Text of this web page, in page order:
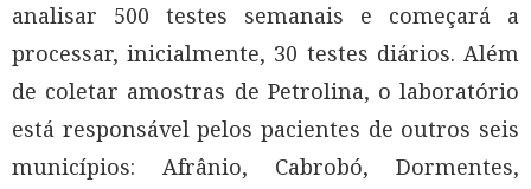
analisar 500 testes semanais e começará a
processar, inicialmente, 30 testes diários. Além
de coletar amostras de Petrolina, o laboratório
está responsável pelos pacientes de outros seis
municípios: Afrânio, Cabrobó, Dormentes,